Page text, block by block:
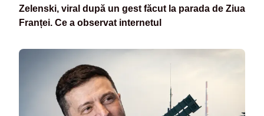
Zelenski, viral după un gest făcut la parada de Ziua
Franței. Ce a observat internetul